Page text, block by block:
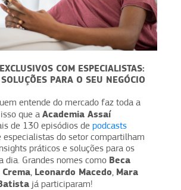
COM ESPECIALISTAS:
PARA O SEU NEGÓCIO
entende do mercado faz toda a
que a Academia Assaí
de 130 episódios de podcasts
especialistas do setor compartilham
práticos e soluções para os
dia. Grandes nomes como Beca
, Leonardo Macedo, Mara
já participaram!